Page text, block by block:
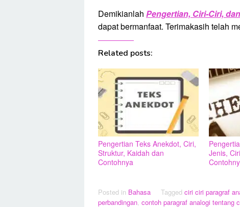
Demikianlah Pengertian, Ciri-Ciri,
dapat bermanfaat. Terimakasih telah
Related posts:
Pengertian Teks Anekdot, Ciri,
Struktur, Kaidah dan
Contohnya
Jenis,
Posted in Bahasa Tagged ciri ciri paragraf
perbandingan, contoh paragraf analogi tentang